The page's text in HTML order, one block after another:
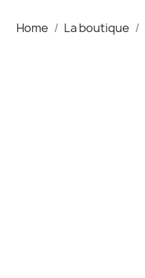
Home La boutique